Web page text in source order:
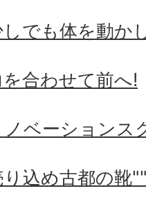
でも体を動か
合わせて前へ!
ベーションス
込め古都の靴